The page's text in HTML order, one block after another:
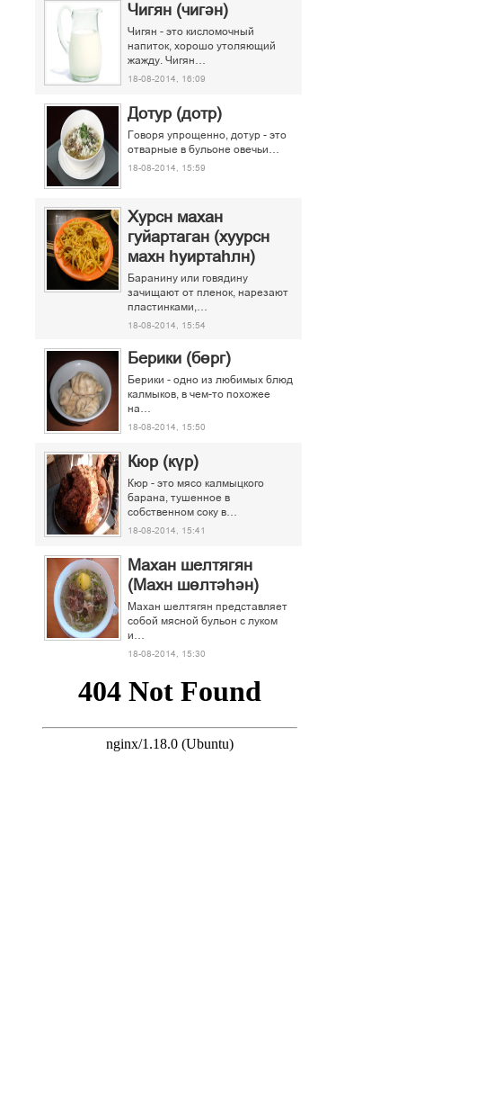
Чигян (чигән)
Чигян - это кисломочный
напиток, хорошо утоляющий
жажду. Чигян…
18-08-2014, 16:09
Дотур (дотр)
Говоря упрощенно, дотур - это
отварные в бульоне овечьи…
18-08-2014, 15:59
Хурсн махан
гуйартаган (хуурсн
махн һуиртаһлн)
Баранину или говядину
зачищают от пленок, нарезают
пластинками,…
18-08-2014, 15:54
Берики (бөрг)
Берики - одно из любимых блюд
калмыков, в чем-то похожее
на…
18-08-2014, 15:50
Кюр (күр)
Кюр - это мясо калмыцкого
барана, тушенное в
собственном соку в…
18-08-2014, 15:41
Махан шелтягян
(Махн шөлтәһән)
Махан шелтягян представляет
собой мясной бульон с луком
и…
18-08-2014, 15:30